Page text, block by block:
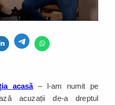
acasă– l-am numit pe
acuzații de-a dreptul